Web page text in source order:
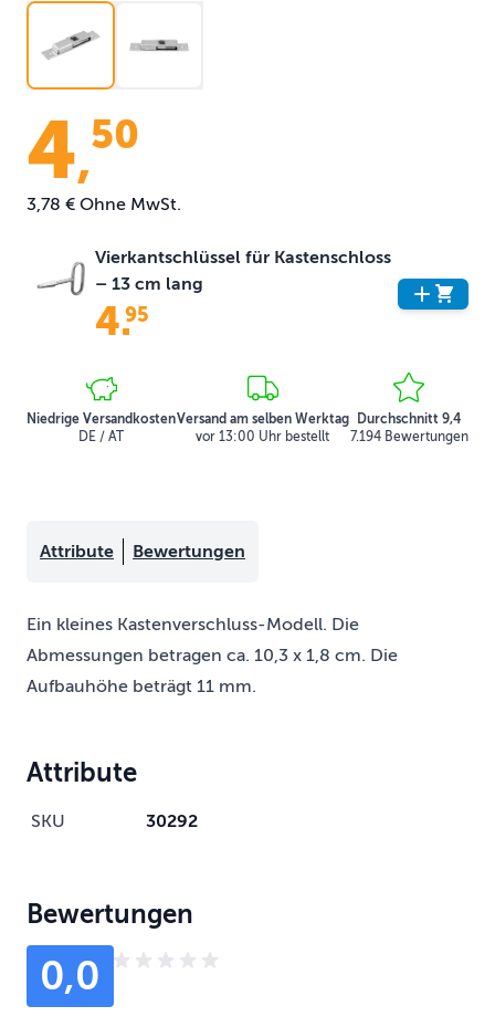
4,50
3,78 € Ohne MwSt.
Vierkantschlüssel für Kastenschloss
– 13 cm lang
4.
95
Niedrige Versandkosten
DE / AT
Versand am selben Werktag
vor 13:00 Uhr bestellt
Durchschnitt 9,4
7.194 Bewertungen
Attribute Bewertungen
Ein kleines Kastenverschluss-Modell. Die
Abmessungen betragen ca. 10,3 x 1,8 cm. Die
Aufbauhöhe beträgt 11 mm.
Attribute
SKU 30292
Bewertungen
0,0